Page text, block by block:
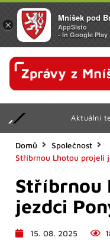
Aktuální
Domů
Společnost
Stříbrnou Lhotou projeli
Stříbrnou
jezdci
15. 08. 2025
×
Mníšek pod
AppSisto
- In Google Play